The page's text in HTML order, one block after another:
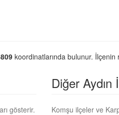
koordinatlarında bulunur. İlçenin
gösterir.
Diğer Aydın
Komşu ilçeler ve